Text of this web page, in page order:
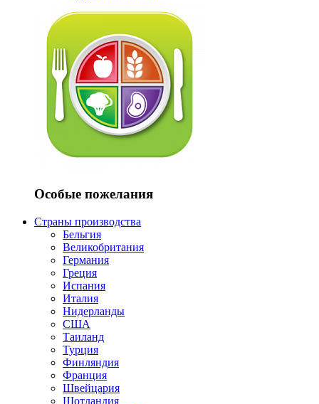
Особые пожелания
Страны производства
Бельгия
Великобритания
Германия
Греция
Испания
Италия
Нидерланды
США
Таиланд
Турция
Финляндия
Франция
Швейцария
Шотландия